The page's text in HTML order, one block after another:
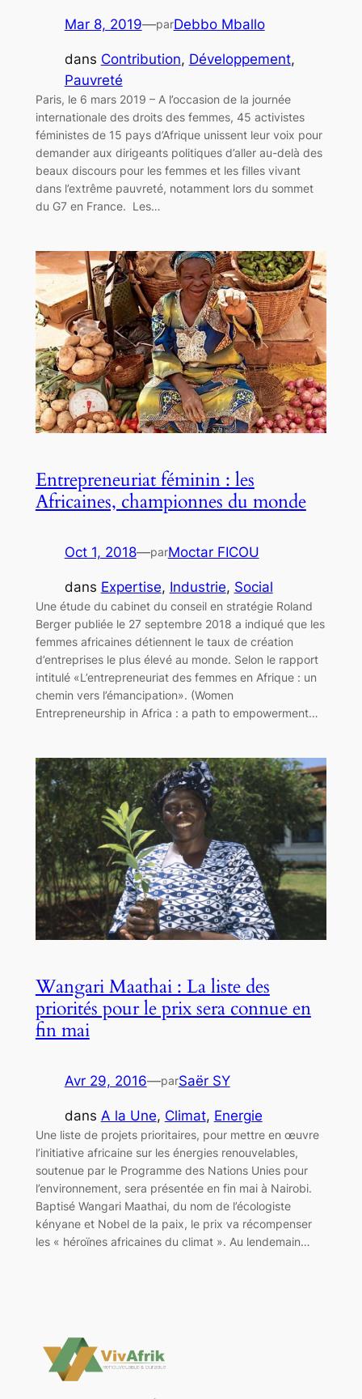
Mar 8, 2019—parDebbo Mballo
dans Contribution, Développement
Pauvreté
Paris, le 6 mars 2019 – A l’occasion de la journée
internationale des droits des femmes, 45 activistes
féministes de 15 pays d’Afrique unissent leur voix pour
demander aux dirigeants politiques d’aller au-delà des
beaux discours pour les femmes et les filles vivant
dans l’extrême pauvreté, notamment lors du sommet
du G7 en France. Les…
Entrepreneuriat féminin : les
Africaines, championnes du monde
Oct 1, 2018—parMoctar FICOU
dans Expertise, Industrie, Social
Une étude du cabinet du conseil en stratégie Roland
Berger publiée le 27 septembre 2018 a indiqué que les
femmes africaines détiennent le taux de création
d’entreprises le plus élevé au monde. Selon le rapport
intitulé «L’entrepreneuriat des femmes en Afrique : un
chemin vers l’émancipation». (Women
Entrepreneurship in Africa : a path to empowerment…
Wangari Maathai : La liste des
priorités pour le prix sera connue en
fin mai
Avr 29, 2016—parSaër SY
dans A la Une, Climat, Energie
Une liste de projets prioritaires, pour mettre en œuvre
l’initiative africaine sur les énergies renouvelables,
soutenue par le Programme des Nations Unies pour
l’environnement, sera présentée en fin mai à Nairobi.
Baptisé Wangari Maathai, du nom de l’écologiste
kényane et Nobel de la paix, le prix va récompenser
les « héroïnes africaines du climat ». Au lendemain…